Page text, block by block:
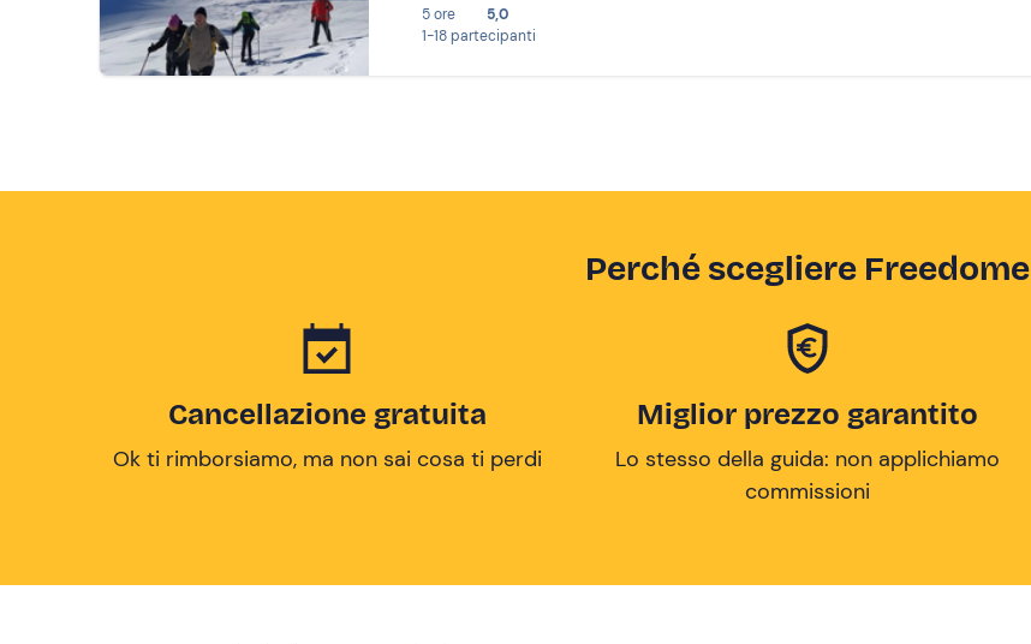
5 ore
5,0
1-18 partecipanti
Perché scegliere Freedome
Cancellazione gratuita
Ok ti rimborsiamo, ma non sai cosa ti perdi
Miglior prezzo garantito
Lo stesso della guida: non applichiamo
commissioni